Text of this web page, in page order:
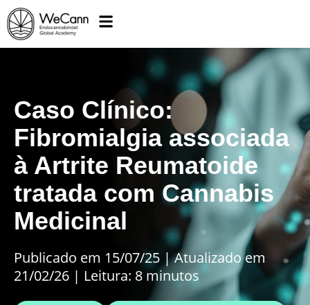
Caso Clínico:
Fibromialgia associada
à Artrite Reumatoide
tratada com Cannabis
Medicinal
Publicado em 15/07/25 |Atualizado em
21/02/26 | Leitura: 8 minutos